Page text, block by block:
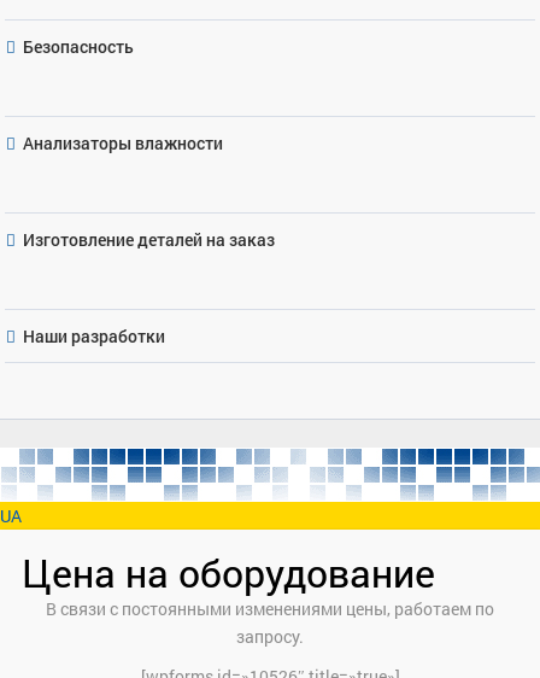
Безопасность
Анализаторы влажности
Изготовление деталей на заказ
Наши разработки
UA
Цена на оборудование
В связи с постоянными изменениями цены, работаем по
запросу.